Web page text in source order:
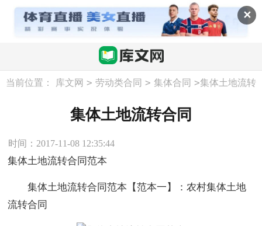
✕
当前位置： 库文网 > 劳动类合同 > 集体合同 >集体土地流转
集体土地流转合同
时间：2017-11-08 12:35:44
集体土地流转合同范本
集体土地流转合同范本【范本一】：农村集体土地
流转合同